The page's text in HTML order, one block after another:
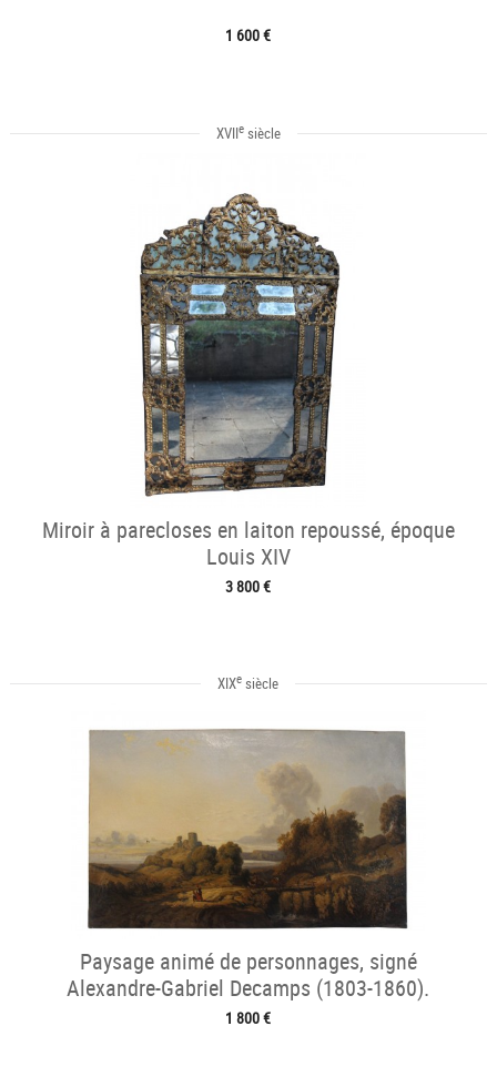
1 600 €
XVIIesiècle
Miroir à parecloses en laiton repoussé, époque
Louis XIV
3 800 €
XIXe siècle
Paysage animé de personnages, signé
Alexandre-Gabriel Decamps (1803-1860).
1 800 €